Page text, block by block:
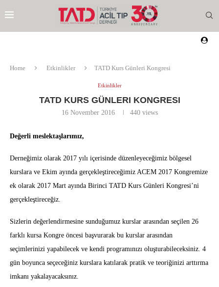
Home Etkinlikler TATD Kurs Günleri Kongresi
Etkinlikler
TATD KURS GÜNLERI KONGRESI
16 November 2016 440views
Değerli meslektaşlarımız,
Derneğimiz olarak 2017 yılı içerisinde düzenleyeceğimiz bölgesel
kurslara ve Ekim ayında gerçekleştireceğimiz ACEM 2017 Kongremize
ek olarak 2017 Mart ayında Birinci TATD Kurs Günleri Kongresi’ni
gerçekleştireceğiz.
Sizlerin değerlendirmesine sunduğumuz kurslar arasından seçilen 26
farklı kursa Kongre öncesi başvurarak bu kurslar arasından
seçimlerinizi yapabilecek ve kendi programınızı oluşturabileceksiniz. 4
gün boyunca seçeceğiniz kurslara katılarak pratik ve teoriğinizi arttırma
imkanı yakalayacaksınız.